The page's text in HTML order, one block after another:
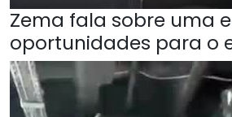
Zema fala sobre uma
oportunidades para o